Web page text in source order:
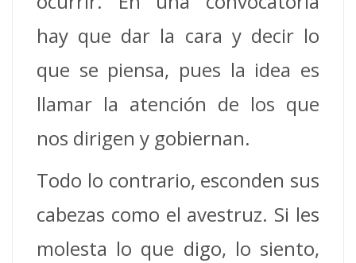
hay que dar la cara y decir lo
que se piensa, pues la idea es
llamar la atención de los que
nos dirigen y gobiernan.
Todo lo contrario, esconden sus
cabezas como el avestruz. Si les
molesta lo que digo, lo siento,